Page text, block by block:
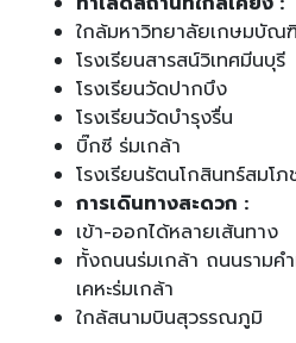
ใกล้มหาวิทยาลัยเกษมบัณ
โรงเรียนสารสน์วิเทศมีนบุรี
โรงเรียนวัดปากบึง
โรงเรียนวัดบำรุงรื่น
บิ๊กซี ร่มเกล้า
โรงเรียนรัตนโกสินทร์สมโ
การเดินทางสะดวก :
เข้า-ออกได้หลายเส้นทาง
ทั้งถนนร่มเกล้า ถนนราม
เคหะร่มเกล้า
ใกล้สนามบินสุวรรณภูมิ